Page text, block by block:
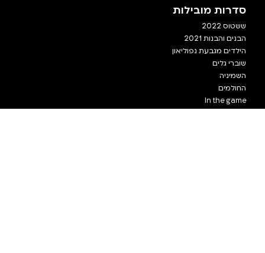
סדרות מובילות
ששטוס 2022
הבנים והבנות 2021
הילדים מגבעת נפוליאון
שוברי גלים
השמיניה
החולמים
In the game